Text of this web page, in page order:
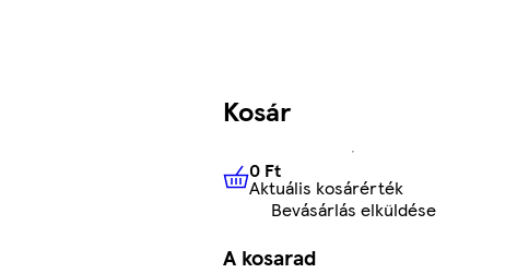
Kosár
0 FtAktuális kosárérték
0 Ft
Aktuális kosárérték
Bevásárlás elküldése
A kosarad